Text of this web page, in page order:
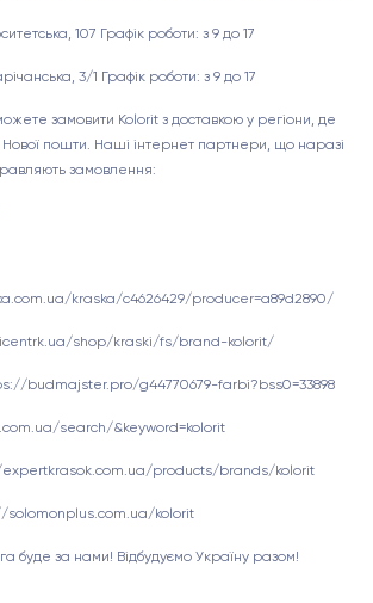
107 Графік роботи: з 9 до 17
3/1 Графік роботи: з 9 до 17
замовити Kolorit з доставкою у регіони, де
пошти. Наші інтернет партнери, що наразі
замовлення:
kraska/c4626429/producer=a89d2890/
shop/kraski/fs/brand-kolorit/
budmajster.pro/g44770679-farbi?bss0=33898
search/&keyword=kolorit
products/brands/kolorit
kolorit
буде за нами! Відбудуємо Україну разом!